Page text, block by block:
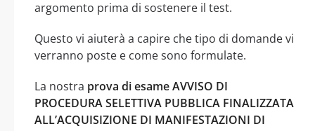
argomento prima di sostenere il test.
Questo vi aiuterà a capire che tipo di domande vi
verranno poste e come sono formulate.
La nostra prova di esame AVVISO DI
PROCEDURA SELETTIVA PUBBLICA FINALIZZATA
ALL’ACQUISIZIONE DI MANIFESTAZIONI DI